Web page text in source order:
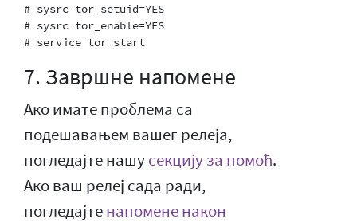
# sysrc tor_setuid=YES
# sysrc tor_enable=YES
7. Завршне напомене
Ако имате проблема са
подешавањем вашег релеја,
погледајте нашусекцију за помоћ.
Ако ваш релеј сада ради,
погледајтенапомене након